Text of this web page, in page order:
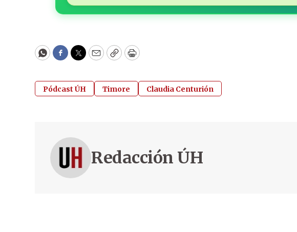
WhatsApp
Facebook
Twitter
EmailCopyPrint
Pódcast ÚH Timore Claudia Centurión
Redacción ÚH